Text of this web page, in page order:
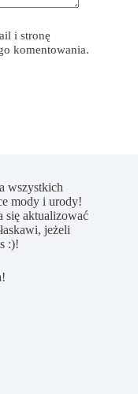
i stronę
komentowania.
wszystkich
mody i urody!
się aktualizować
jeżeli
:)!